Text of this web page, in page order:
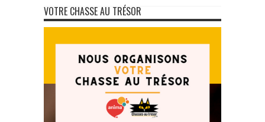
VOTRE CHASSE AU TRÉSOR